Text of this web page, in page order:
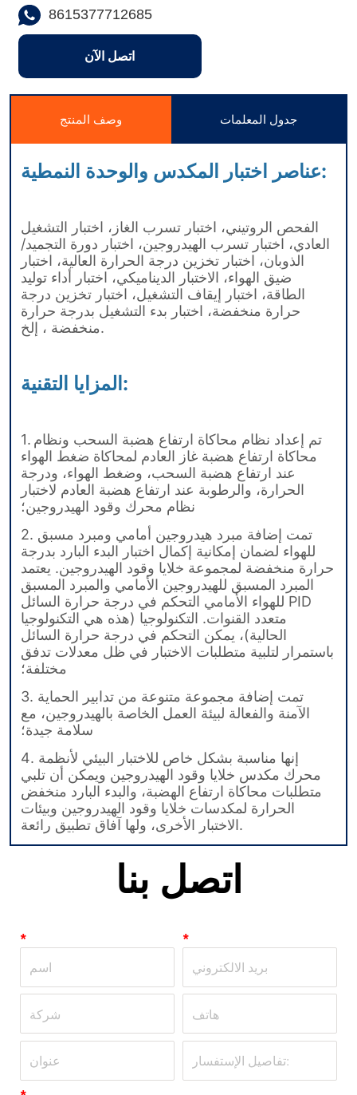
8615377712685
اتصل الآن
وصف المنتج جدول المعلمات
اتصل بنا
* *